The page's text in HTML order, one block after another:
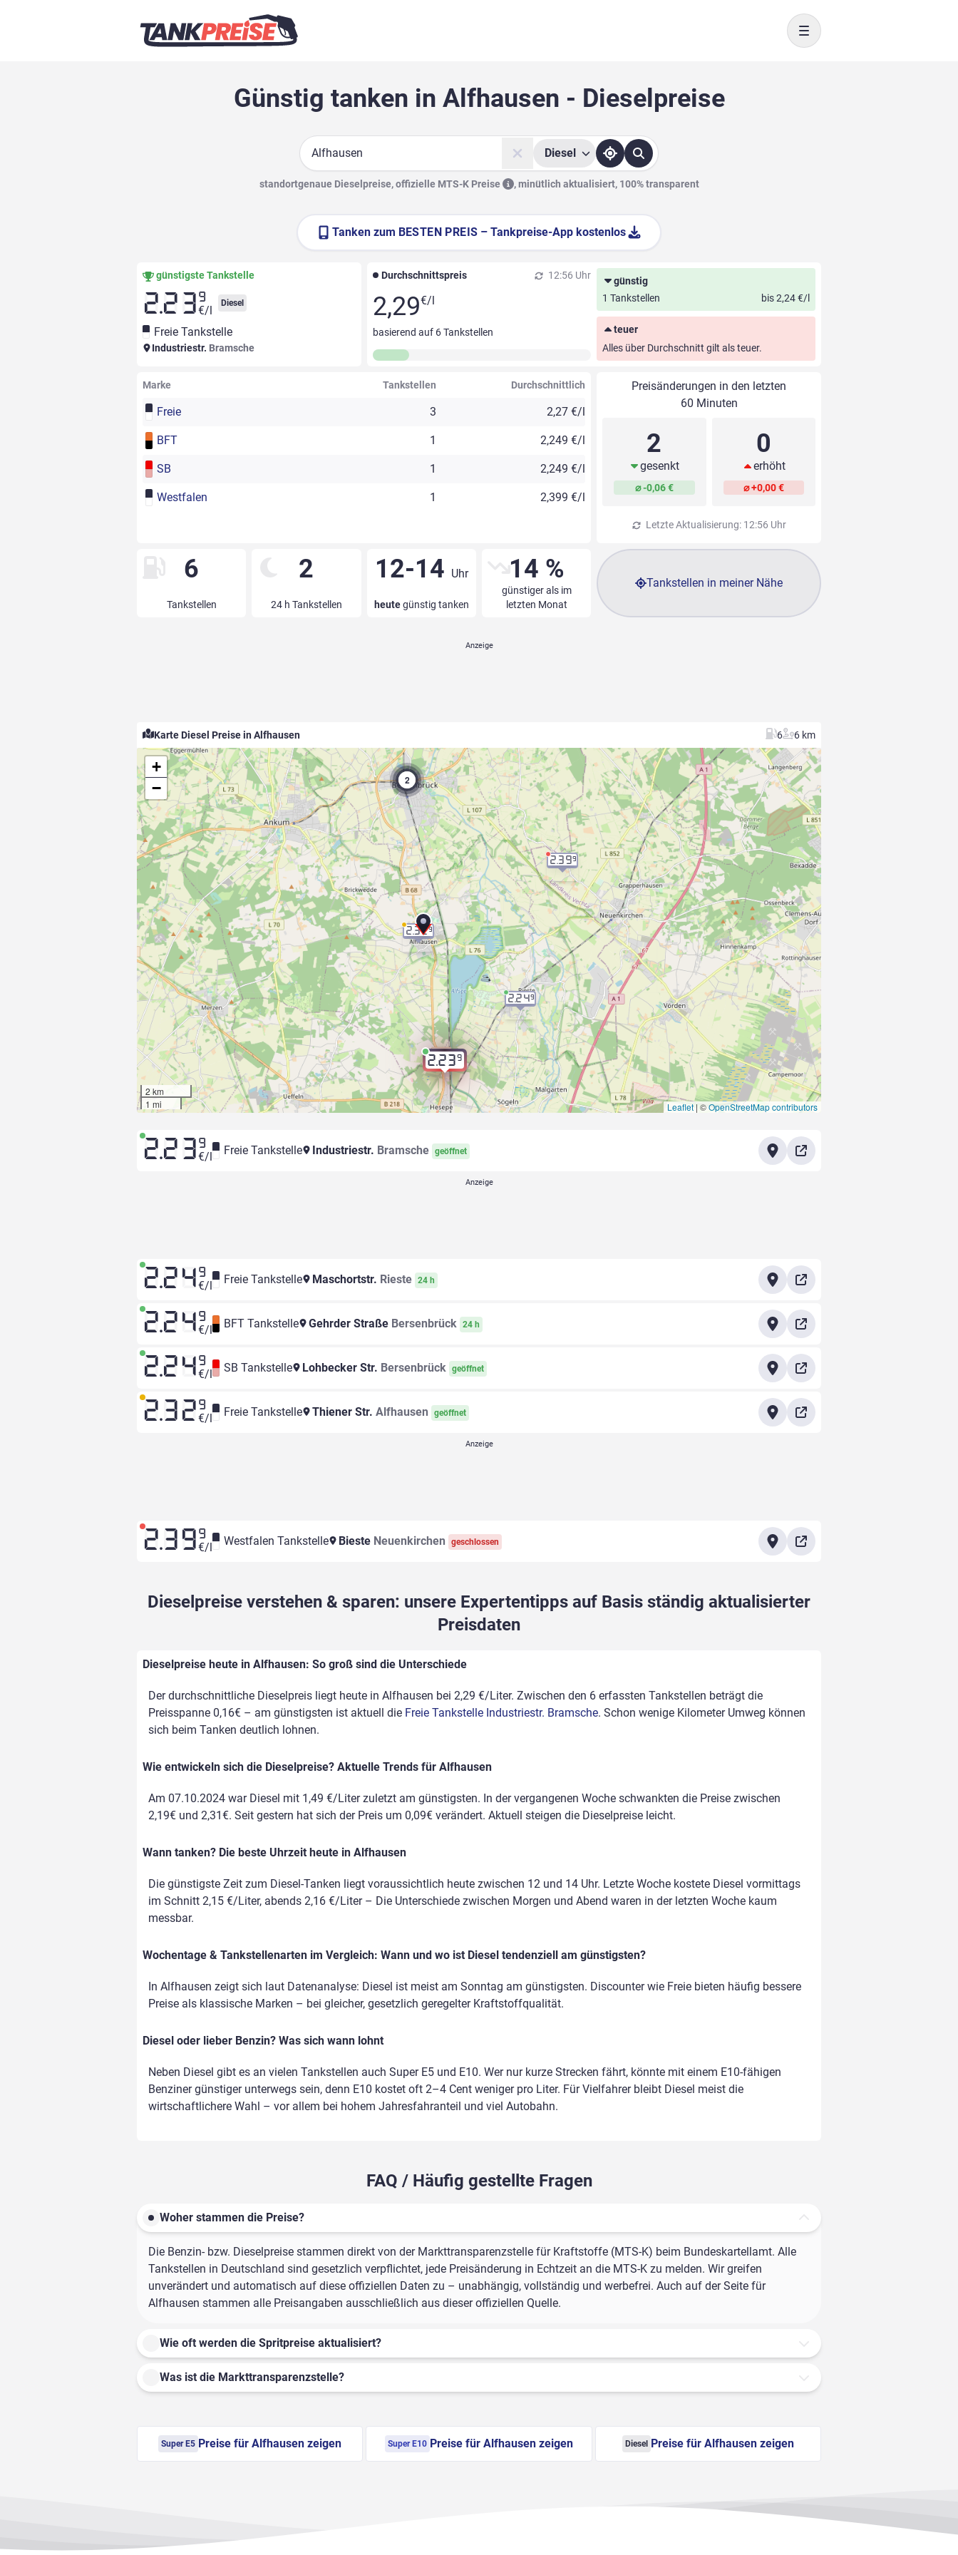
Toggle navigation
Günstig tanken in Alfhausen - Dieselpreise
Suche
Diesel
standortgenaue Dieselpreise, offizielle MTS-K Preise ,minütlich aktualisiert, 100% transparent
Tanken zum BESTEN PREIS – Tankpreise-App kostenlos
günstigste Tankstelle
2.23 9
€/l
Diesel
Freie Tankstelle
Industriestr. Bramsche
Durchschnittspreis 12:56 Uhr
2,29€/l
basierend auf 6Tankstellen
günstig
1 Tankstellen
bis 2,24 €/l
teuer
Alles über Durchschnitt gilt als teuer.
Marke Tankstellen Durchschnittlich
Freie 3 2,27 €/l
BFT 1 2,249 €/l
SB 1 2,249 €/l
Westfalen 1 2,399 €/l
Preisänderungen in den letzten
60 Minuten
2
gesenkt
⌀ -0,06 €
0
erhöht
⌀ +0,00 €
Letzte Aktualisierung: 12:56 Uhr
6
Tankstellen
2
24 h Tankstellen
12-14 Uhr
heutegünstig tanken
14 %
günstiger als im
letzten Monat
Tankstellen in meiner Nähe
Karte Diesel Preise in Alfhausen 6 6 km
2.239
2.249
2.399
2.329
2
+
−
2 km
1 mi
Leaflet | ©OpenStreetMap contributors
2.23 9
€/l Freie Tankstelle Industriestr. Bramsche geöffnet
2.24 9
€/l Freie Tankstelle Maschortstr. Rieste 24 h
2.24 9
€/l BFT Tankstelle Gehrder Straße Bersenbrück 24 h
2.24 9
€/l SB Tankstelle Lohbecker Str. Bersenbrück geöffnet
2.32 9
€/l Freie Tankstelle Thiener Str. Alfhausen geöffnet
2.39 9
€/l Westfalen Tankstelle Bieste Neuenkirchen geschlossen
Dieselpreise verstehen & sparen: unsere Expertentipps auf Basis ständig aktualisierter
Preisdaten
Dieselpreise heute in Alfhausen: So groß sind die Unterschiede
Der durchschnittliche Dieselpreis liegt heute in Alfhausen bei 2,29 €/Liter. Zwischen den 6 erfassten Tankstellen beträgt die
Preisspanne 0,16€ – am günstigsten ist aktuell die Freie Tankstelle Industriestr. Bramsche. Schon wenige Kilometer Umweg können
sich beim Tanken deutlich lohnen.
Wie entwickeln sich die Dieselpreise? Aktuelle Trends für Alfhausen
Am 07.10.2024 war Diesel mit 1,49 €/Liter zuletzt am günstigsten. In der vergangenen Woche schwankten die Preise zwischen
2,19€ und 2,31€. Seit gestern hat sich der Preis um 0,09€ verändert. Aktuell steigen die Dieselpreise leicht.
Wann tanken? Die beste Uhrzeit heute in Alfhausen
Die günstigste Zeit zum Diesel-Tanken liegt voraussichtlich heute zwischen 12 und 14 Uhr. Letzte Woche kostete Diesel vormittags
im Schnitt 2,15 €/Liter, abends 2,16 €/Liter – Die Unterschiede zwischen Morgen und Abend waren in der letzten Woche kaum
messbar.
Wochentage & Tankstellenarten im Vergleich: Wann und wo ist Diesel tendenziell am günstigsten?
In Alfhausen zeigt sich laut Datenanalyse: Diesel ist meist am Sonntag am günstigsten. Discounter wie Freie bieten häufig bessere
Preise als klassische Marken – bei gleicher, gesetzlich geregelter Kraftstoffqualität.
Diesel oder lieber Benzin? Was sich wann lohnt
Neben Diesel gibt es an vielen Tankstellen auch Super E5 und E10. Wer nur kurze Strecken fährt, könnte mit einem E10-fähigen
Benziner günstiger unterwegs sein, denn E10 kostet oft 2–4 Cent weniger pro Liter. Für Vielfahrer bleibt Diesel meist die
wirtschaftlichere Wahl – vor allem bei hohem Jahresfahranteil und viel Autobahn.
FAQ / Häufig gestellte Fragen
Woher stammen die Preise?
Die Benzin- bzw. Dieselpreise stammen direkt von der Markttransparenzstelle für Kraftstoffe (MTS-K) beim Bundeskartellamt. Alle
Tankstellen in Deutschland sind gesetzlich verpflichtet, jede Preisänderung in Echtzeit an die MTS-K zu melden. Wir greifen
unverändert und automatisch auf diese offiziellen Daten zu – unabhängig, vollständig und werbefrei. Auch auf der Seite für
Alfhausen stammen alle Preisangaben ausschließlich aus dieser offiziellen Quelle.
Wie oft werden die Spritpreise aktualisiert?
Was ist die Markttransparenzstelle?
Super E5 Preise für Alfhausen zeigen Super E10 Preise für Alfhausen zeigen Diesel Preise für Alfhausen zeigen